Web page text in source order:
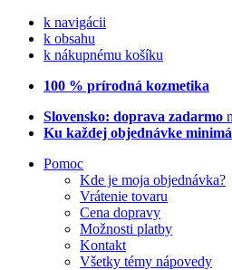
k navigácii
k obsahu
k nákupnému košíku
100 % prírodná kozmetika
Slovensko: doprava zadarmo
Ku každej objednávke
Pomoc
Kde je moja objednávka?
Vrátenie tovaru
Cena dopravy
Možnosti platby
Kontakt
Všetky témy nápovedy